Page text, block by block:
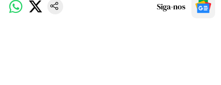
Siga-nos